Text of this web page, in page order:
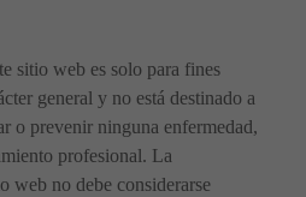
sitio web es solo para fines
general y no está destinado a
o prevenir ninguna enfermedad,
profesional. La
web no debe considerarse